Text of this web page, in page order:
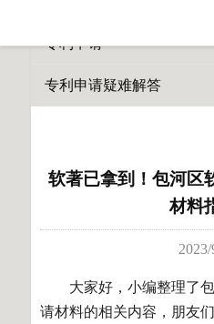
专利申请
专利申请疑难解答
软著已拿到！包河区
材料
2023/
大家好，小编整理了
请材料的相关内容，朋友